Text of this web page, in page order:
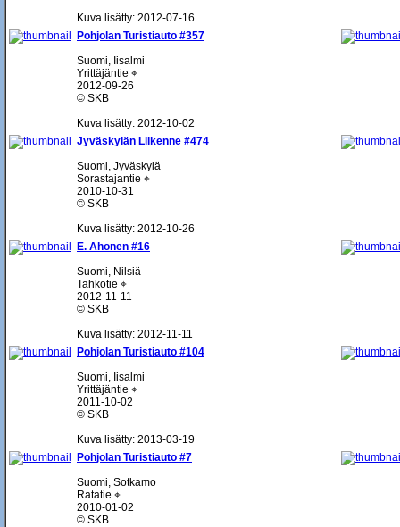
Kuva lisätty: 2012-07-16
Pohjolan Turistiauto #357
Suomi, Iisalmi
Yrittäjäntie ⌖
2012-09-26
© SKB
Kuva lisätty: 2012-10-02
Jyväskylän Liikenne #474
Suomi, Jyväskylä
Sorastajantie ⌖
2010-10-31
© SKB
Kuva lisätty: 2012-10-26
E. Ahonen #16
Suomi, Nilsiä
Tahkotie ⌖
2012-11-11
© SKB
Kuva lisätty: 2012-11-11
Pohjolan Turistiauto #104
Suomi, Iisalmi
Yrittäjäntie ⌖
2011-10-02
© SKB
Kuva lisätty: 2013-03-19
Pohjolan Turistiauto #7
Suomi, Sotkamo
Ratatie ⌖
2010-01-02
© SKB